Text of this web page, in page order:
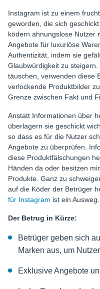
Instagram ist zu einem
geworden, die sich
ködern ahnungslose Nutzer
Angebote für luxuriöse
Authentizität, indem sie
Glaubwürdigkeit zu
täuschen, verwenden diese
verlockende Produktbilder
Grenze zwischen Fakt und
Anstatt Informationen über
überlagern sie geschickt
so dass es für die Nutzer
Angebote zu überprüfen.
diese Produktfälschungen
Händen da oder besitzen
Produkte. Ganz zu
auf die Köder der Betrüger
für Instagram ist ein Ausweg.
Der Betrug in Kürze:
Betrüger geben sich
Marken aus, um
Exklusive Angebote